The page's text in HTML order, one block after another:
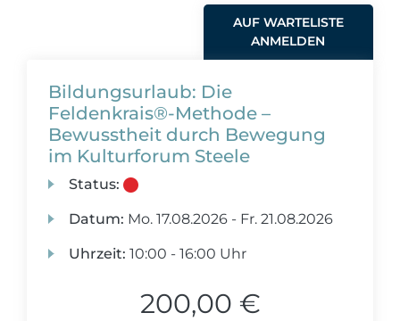
AUF WARTELISTE
ANMELDEN
Bildungsurlaub: Die
Feldenkrais®-Methode –
Bewusstheit durch Bewegung
im Kulturforum Steele
Status:
Datum: Mo. 17.08.2026 - Fr. 21.08.2026
Uhrzeit: 10:00 - 16:00 Uhr
200,00 €